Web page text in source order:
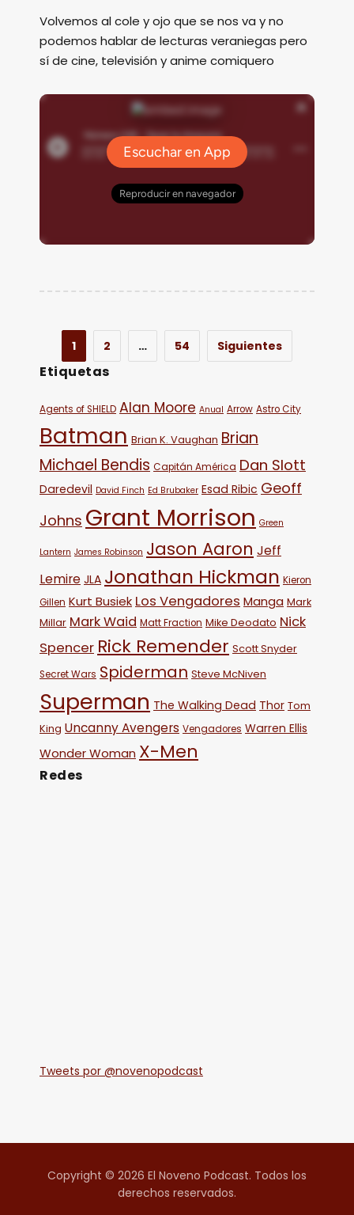
Volvemos al cole y ojo que se nos va y no
podemos hablar de lecturas veraniegas pero
sí de cine, televisión y anime comiquero
1 2 … 54 Siguientes
Etiquetas
Agents of SHIELD Alan Moore Anual Arrow Astro City
Batman Brian K. Vaughan Brian
Michael Bendis Capitán América Dan Slott
Daredevil David Finch Ed Brubaker Esad Ribic Geoff
Johns Grant Morrison Green
Lantern James Robinson Jason Aaron Jeff
Lemire JLA Jonathan Hickman Kieron
Gillen Kurt Busiek Los Vengadores Manga Mark
Millar Mark Waid Matt Fraction Mike Deodato Nick
Spencer Rick Remender Scott Snyder
Secret Wars Spiderman Steve McNiven
Superman The Walking Dead Thor Tom
King Uncanny Avengers Vengadores Warren Ellis
Wonder Woman X-Men
Redes
Tweets por @novenopodcast
Copyright © 2026 El Noveno Podcast. Todos los
derechos reservados.